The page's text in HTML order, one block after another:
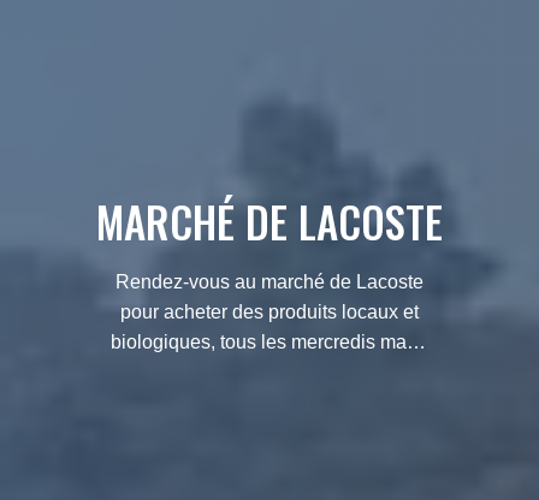
MARCHÉ DE LACOSTE
Rendez-vous au marché de Lacoste
pour acheter des produits locaux et
biologiques, tous les mercredis matin